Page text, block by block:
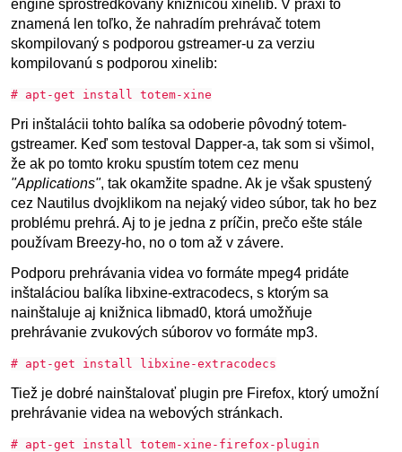
engine sprostredkovaný knižnicou xinelib. V praxi to
znamená len toľko, že nahradím prehrávač totem
skompilovaný s podporou gstreamer-u za verziu
kompilovanú s podporou xinelib:
# apt-get install totem-xine
Pri inštalácii tohto balíka sa odoberie pôvodný totem-
gstreamer. Keď som testoval Dapper-a, tak som si všimol,
že ak po tomto kroku spustím totem cez menu
"Applications", tak okamžite spadne. Ak je však spustený
cez Nautilus dvojklikom na nejaký video súbor, tak ho bez
problému prehrá. Aj to je jedna z príčin, prečo ešte stále
používam Breezy-ho, no o tom až v závere.
Podporu prehrávania videa vo formáte mpeg4 pridáte
inštaláciou balíka libxine-extracodecs, s ktorým sa
nainštaluje aj knižnica libmad0, ktorá umožňuje
prehrávanie zvukových súborov vo formáte mp3.
# apt-get install libxine-extracodecs
Tiež je dobré nainštalovať plugin pre Firefox, ktorý umožní
prehrávanie videa na webových stránkach.
# apt-get install totem-xine-firefox-plugin